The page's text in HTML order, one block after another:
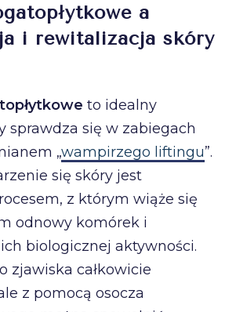
a
i rewitalizacja skóry
to idealny
sprawdza się w zabiegach
„wampirzego liftingu”.
się skóry jest
z którym wiąże się
odnowy komórek i
biologicznej aktywności.
zjawiska całkowicie
z pomocą osocza